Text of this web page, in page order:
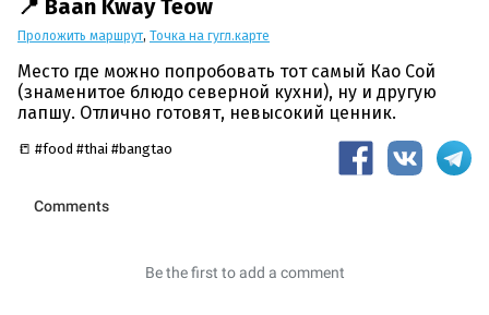
📍 Baan Kway Teow
Проложить маршрут, Точка на гугл.карте
Место где можно попробовать тот самый Као Сой
(знаменитое блюдо северной кухни), ну и другую
лапшу. Отлично готовят, невысокий ценник.
📒 #food #thai #bangtao